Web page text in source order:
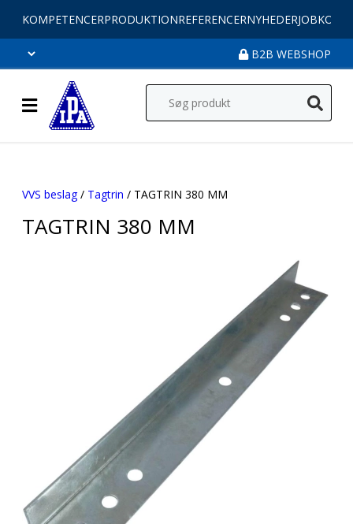
KOMPETENCERPRODUKTIONREFERENCERNYHEDERJOB
B2B WEBSHOP
VVS beslag/ Tagtrin / TAGTRIN 380 MM
TAGTRIN 380 MM